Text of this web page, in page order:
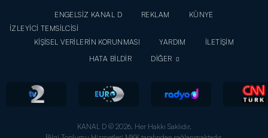
ENGELSİZ KANAL D REKLAM
KÜNYE
İZLEYİCİ TEMSİLCİSİ
KİŞİSEL VERİLERİN KORUNMASI
YARDIM
İLETİŞİM
HATA BİLDİR
DİĞER
KANAL D © 2026. Her Hakkı Saklıdır.